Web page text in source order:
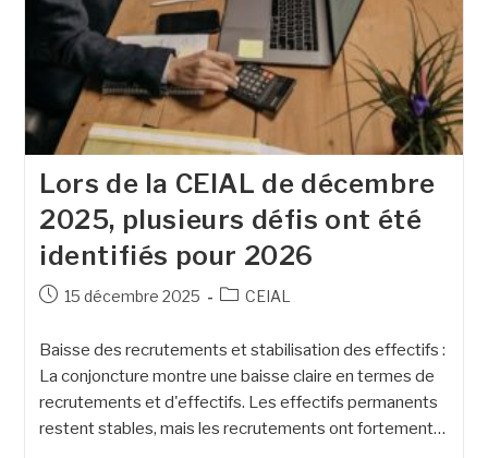
Lors de la CEIAL de décembre
2025, plusieurs défis ont été
identifiés pour 2026
15 décembre 2025 CEIAL
Baisse des recrutements et stabilisation des effectifs :
La conjoncture montre une baisse claire en termes de
recrutements et d'effectifs. Les effectifs permanents
restent stables, mais les recrutements ont fortement…